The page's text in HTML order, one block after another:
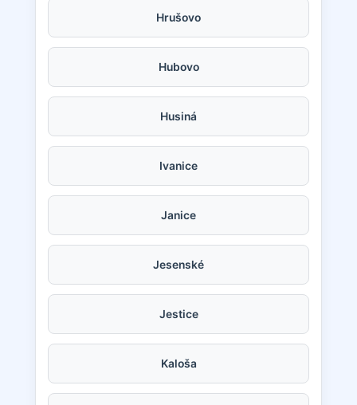
Hrušovo
Hubovo
Husiná
Ivanice
Janice
Jesenské
Jestice
Kaloša